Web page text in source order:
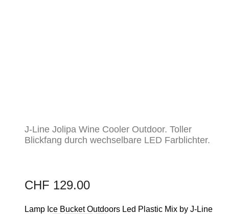
J-Line Jolipa Wine Cooler Outdoor. Toller
Blickfang durch wechselbare LED Farblichter.
CHF 129.00
Lamp Ice Bucket Outdoors Led Plastic Mix by J-Line